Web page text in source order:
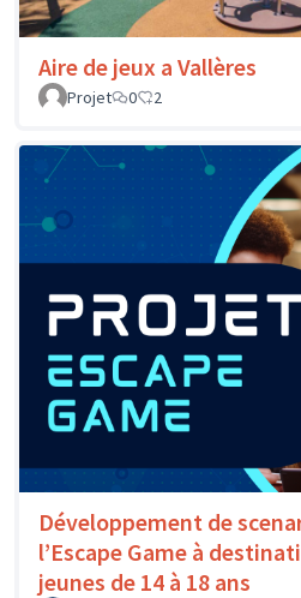
Aire de jeux a Vallères
Projet
0 2
Développement de
l’Escape Game à
jeunes de 14 à 18 ans